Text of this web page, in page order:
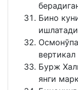
Бино
вертикал
Бурж
янги